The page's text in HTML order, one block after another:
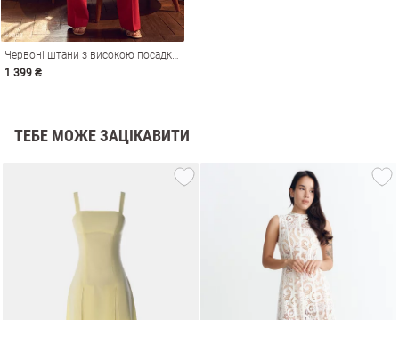
Червоні штани з високою посадкою
1 399 ₴
ТЕБЕ МОЖЕ ЗАЦІКАВИТИ